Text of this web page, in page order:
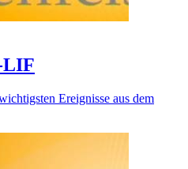
LIF
Ereignisse aus dem